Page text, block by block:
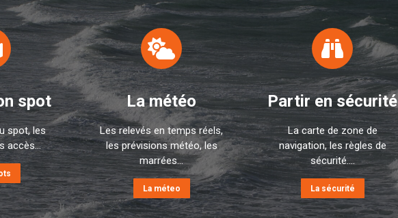
spot
spot, les
accès...
La météo
Les relevés en temps réels,
les prévisions météo, les
marrées...
La méteo
Partir en sécurité
La carte de zone de
navigation, les règles de
sécurité....
La sécurité